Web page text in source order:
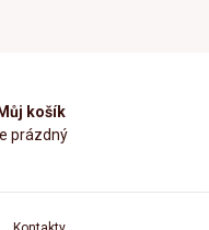
košík
prázdný